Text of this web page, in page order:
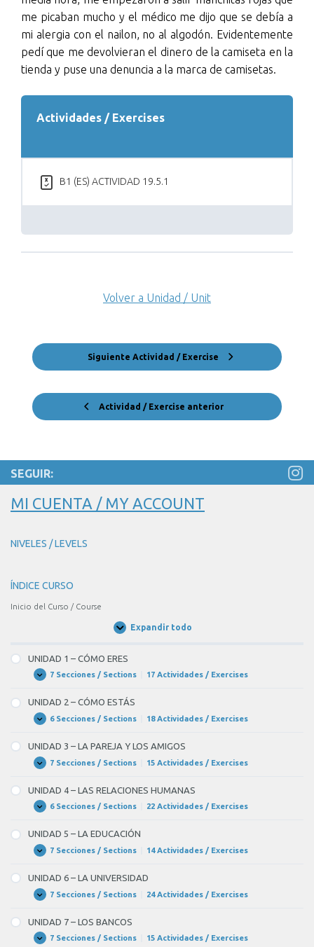
me picaban mucho y el médico me dijo que se debía a
mi alergia con el nailon, no al algodón. Evidentemente
pedí que me devolvieran el dinero de la camiseta en la
tienda y puse una denuncia a la marca de camisetas.
Actividades / Exercises
B1 (ES) ACTIVIDAD 19.5.1
Actividad / Exercise anterior
Volver a Unidad / Unit
Siguiente Actividad / Exercise
SEGUIR:
MI CUENTA / MY ACCOUNT
NIVELES / LEVELS
ÍNDICE CURSO
Inicio del Curso / Course
Expandir todo
Unidades
UNIDAD 1 – CÓMO ERES
Expandir
UNIDAD
–
CÓMO
ERES
7 Secciones / Sections 17 Actividades / Exercises
UNIDAD 2 – CÓMO ESTÁS
Expandir
UNIDAD
–
CÓMO
ESTÁS
6 Secciones / Sections 18 Actividades / Exercises
UNIDAD 3 – LA PAREJA Y LOS AMIGOS
Expandir
UNIDAD
–
LA
PAREJA
Y
AMIGOS
7 Secciones / Sections 15 Actividades / Exercises
UNIDAD 4 – LAS RELACIONES HUMANAS
Expandir
UNIDAD
–
LAS
RELACIONES
HUMANAS
6 Secciones / Sections 22 Actividades / Exercises
UNIDAD 5 – LA EDUCACIÓN
Expandir
UNIDAD
–
LA
EDUCACIÓN
7 Secciones / Sections 14 Actividades / Exercises
UNIDAD 6 – LA UNIVERSIDAD
Expandir
UNIDAD
–
LA
UNIVERSIDAD
7 Secciones / Sections 24 Actividades / Exercises
UNIDAD 7 – LOS BANCOS
Expandir
UNIDAD7 Secciones / Sections 15 Actividades / Exercises